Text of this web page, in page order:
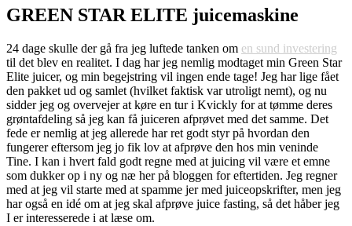
GREEN STAR ELITE juicemaskine
24 dage skulle der gå fra jeg luftede tanken om en sund investering
til det blev en realitet. I dag har jeg nemlig modtaget min Green Star
Elite juicer, og min begejstring vil ingen ende tage! Jeg har lige fået
den pakket ud og samlet (hvilket faktisk var utroligt nemt), og nu
sidder jeg og overvejer at køre en tur i Kvickly for at tømme deres
grøntafdeling så jeg kan få juiceren afprøvet med det samme. Det
fede er nemlig at jeg allerede har ret godt styr på hvordan den
fungerer eftersom jeg jo fik lov at afprøve den hos min veninde
Tine. I kan i hvert fald godt regne med at juicing vil være et emne
som dukker op i ny og næ her på bloggen for eftertiden. Jeg regner
med at jeg vil starte med at spamme jer med juiceopskrifter, men jeg
har også en idé om at jeg skal afprøve juice fasting, så det håber jeg
I er interesserede i at læse om.